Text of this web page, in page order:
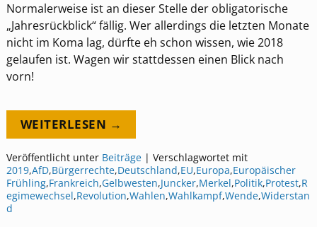
Normalerweise ist an dieser Stelle der obligatorische
„Jahresrückblick“ fällig. Wer allerdings die letzten Monate
nicht im Koma lag, dürfte eh schon wissen, wie 2018
gelaufen ist. Wagen wir stattdessen einen Blick nach
vorn!
WEITERLESEN →
Veröffentlicht unter Beiträge| Verschlagwortet mit
2019,AfD,Bürgerrechte,Deutschland,EU,Europa,Europäischer
Frühling,Frankreich,Gelbwesten,Juncker,Merkel,Politik,Protest,R
egimewechsel,Revolution,Wahlen,Wahlkampf,Wende,Widerstan
d